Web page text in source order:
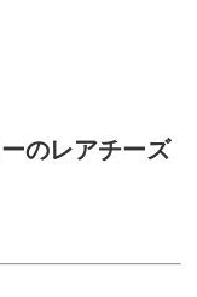
のレアチーズ